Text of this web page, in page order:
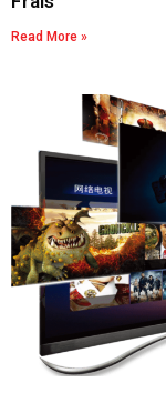
Read More »